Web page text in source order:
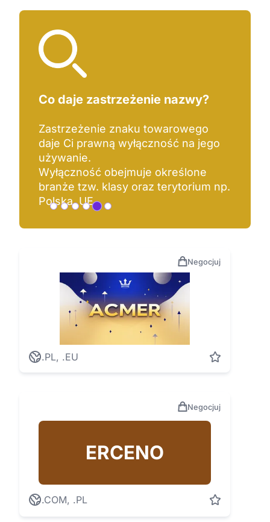
Co daje zastrzeżenie nazwy?
Zastrzeżenie znaku towarowego
daje Ci prawną wyłączność na jego
używanie.
Wyłączność obejmuje określone
branże tzw. klasy oraz terytorium np.
Polska, UE.
Negocjuj
.PL, .EU
Negocjuj
ERCENO
.COM, .PL